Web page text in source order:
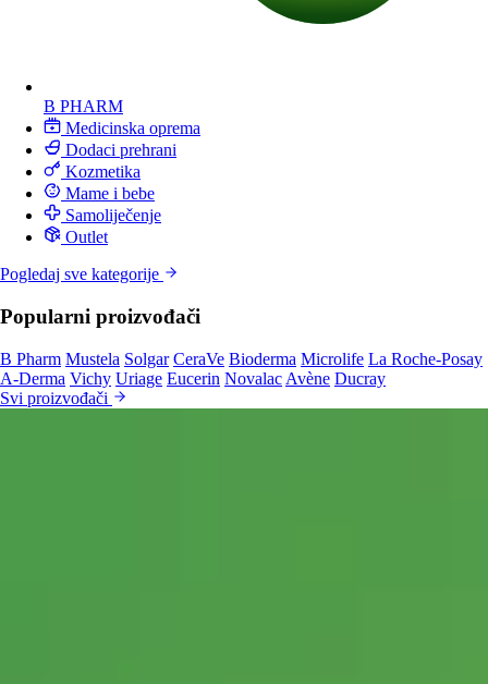
B PHARM
Medicinska oprema
Dodaci prehrani
Kozmetika
Mame i bebe
Samoliječenje
Outlet
Pogledaj sve kategorije
Popularni proizvođači
B Pharm Mustela Solgar CeraVe Bioderma Microlife La Roche-Posay
A-Derma Vichy Uriage Eucerin Novalac Avène Ducray
Svi proizvođači